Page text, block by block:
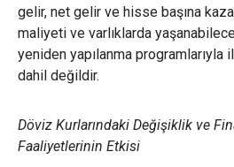
gelir, net gelir ve hisse başına
maliyeti ve varlıklarda
yeniden yapılanma
dahil değildir.
Döviz Kurlarındaki Değişiklik ve
Faaliyetlerinin Etkisi